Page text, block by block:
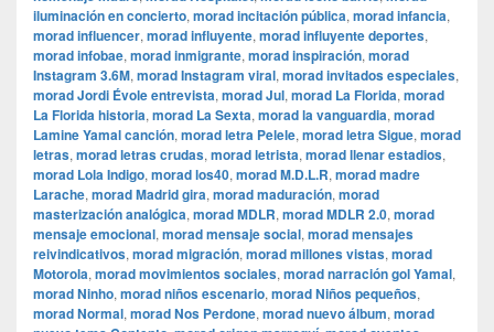
iluminación en concierto, morad incitación pública, morad infancia,
morad influencer, morad influyente, morad influyente deportes,
morad infobae, morad inmigrante, morad inspiración, morad
Instagram 3.6M, morad Instagram viral, morad invitados especiales,
morad Jordi Évole entrevista, morad Jul, morad La Florida, morad
La Florida historia, morad La Sexta, morad la vanguardia, morad
Lamine Yamal canción, morad letra Pelele, morad letra Sigue, morad
letras, morad letras crudas, morad letrista, morad llenar estadios,
morad Lola Indigo, morad los40, morad M.D.L.R, morad madre
Larache, morad Madrid gira, morad maduración, morad
masterización analógica, morad MDLR, morad MDLR 2.0, morad
mensaje emocional, morad mensaje social, morad mensajes
reivindicativos, morad migración, morad millones vistas, morad
Motorola, morad movimientos sociales, morad narración gol Yamal,
morad Ninho, morad niños escenario, morad Niños pequeños,
morad Normal, morad Nos Perdone, morad nuevo álbum, morad